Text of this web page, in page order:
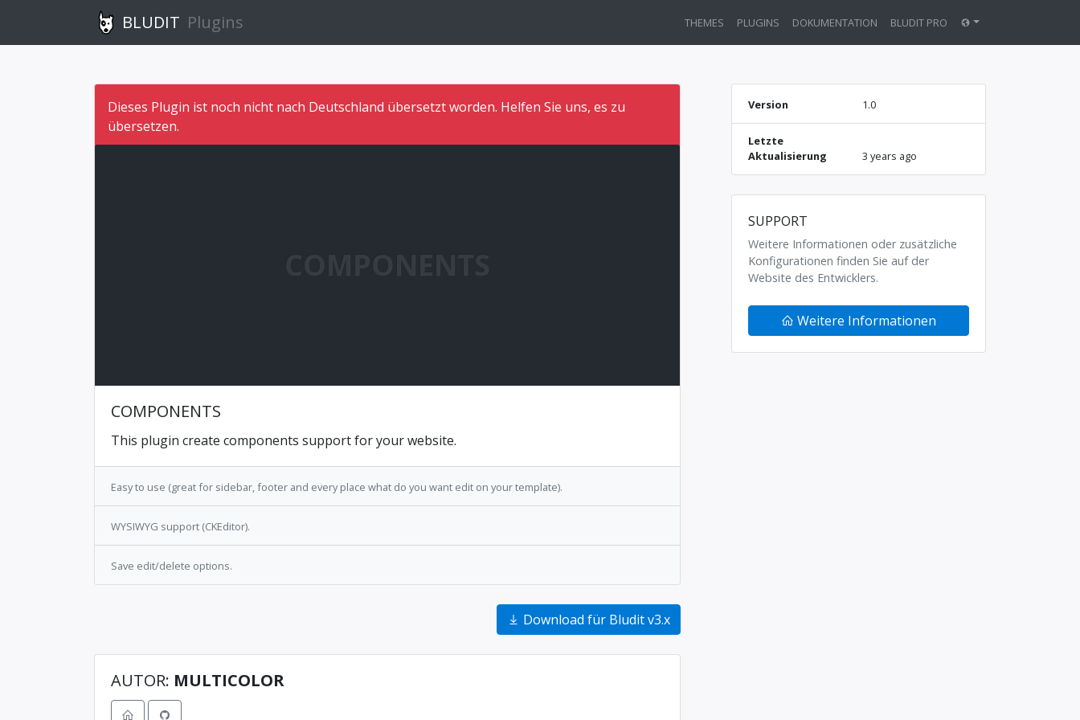
BLUDIT Plugins THEMES PLUGINS DOKUMENTATION BLUDIT PRO
Dieses Plugin ist noch nicht nach Deutschland übersetzt worden. Helfen Sie uns, es zu
übersetzen.
COMPONENTS
COMPONENTS
This plugin create components support for your website.
Easy to use (great for sidebar, footer and every place what do you want edit on your template).
WYSIWYG support (CKEditor).
Save edit/delete options.
Download für Bludit v3.x
AUTOR: MULTICOLOR
Version 1.0
Letzte
Aktualisierung
3 years ago
SUPPORT
Weitere Informationen oder zusätzliche
Konfigurationen finden Sie auf der
Website des Entwicklers.
Weitere Informationen